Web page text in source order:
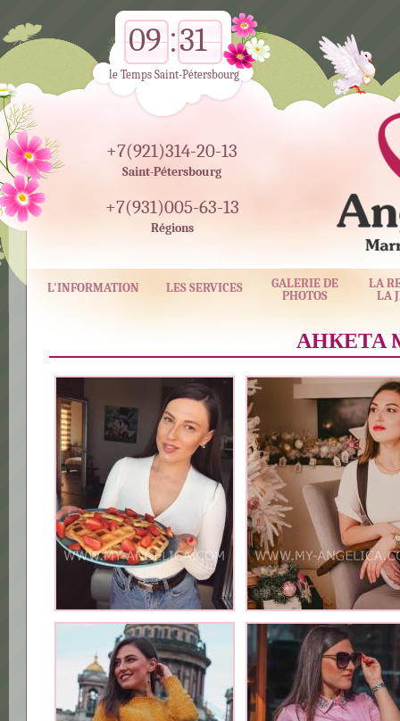
+7(921)314-20-13
Saint-Pétersbourg
+7(931)005-63-13
Régions
09 31
le Temps Saint-Pétersbourg
L'INFORMATION LES SERVICES
GALERIE DE
PHOTOS
LA
LA
АНКЕТА